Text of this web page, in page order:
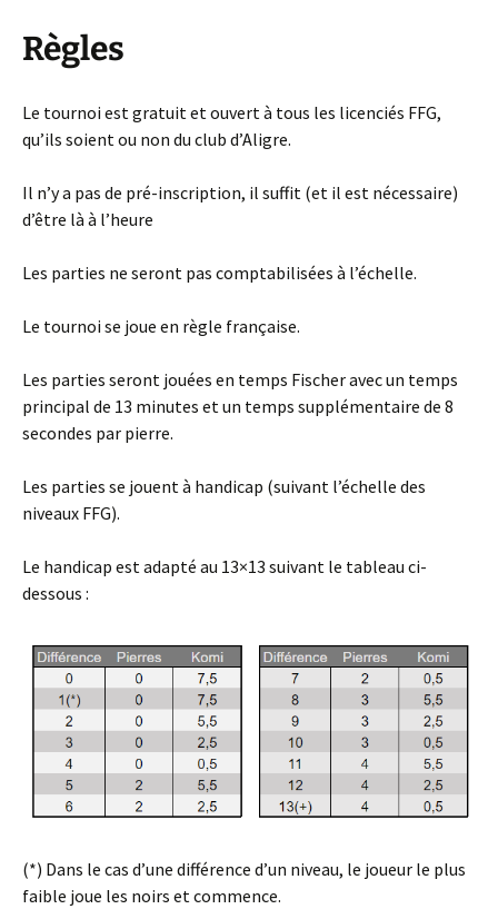
Règles
Le tournoi est gratuit et ouvert à tous les licenciés FFG,
qu’ils soient ou non du club d’Aligre.
Il n’y a pas de pré-inscription, il suffit (et il est nécessaire)
d’être là à l’heure
Les parties ne seront pas comptabilisées à l’échelle.
Le tournoi se joue en règle française.
Les parties seront jouées en temps Fischer avec un temps
principal de 13 minutes et un temps supplémentaire de 8
secondes par pierre.
Les parties se jouent à handicap (suivant l’échelle des
niveaux FFG).
Le handicap est adapté au 13×13 suivant le tableau ci-
dessous :
(*) Dans le cas d’une différence d’un niveau, le joueur le plus
faible joue les noirs et commence.